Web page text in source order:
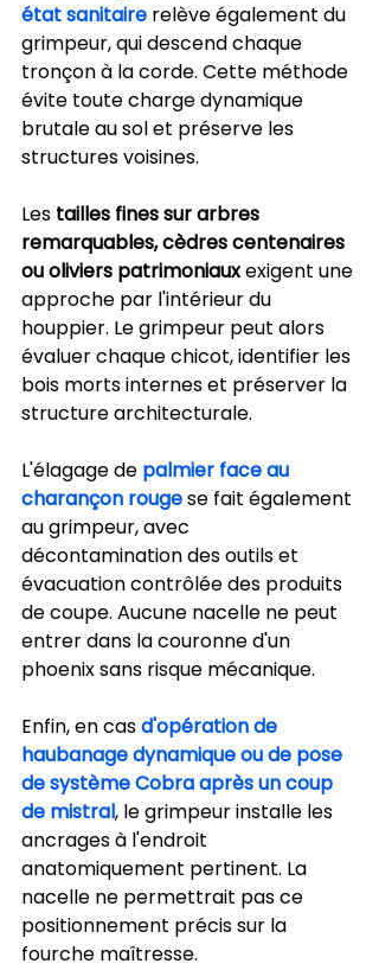
état sanitaire relève également du
grimpeur, qui descend chaque
tronçon à la corde. Cette méthode
évite toute charge dynamique
brutale au sol et préserve les
structures voisines.
Les tailles fines sur arbres
remarquables, cèdres centenaires
ou oliviers patrimoniaux exigent une
approche par l'intérieur du
houppier. Le grimpeur peut alors
évaluer chaque chicot, identifier les
bois morts internes et préserver la
structure architecturale.
L'élagage de palmier face au
charançon rouge se fait également
au grimpeur, avec
décontamination des outils et
évacuation contrôlée des produits
de coupe. Aucune nacelle ne peut
entrer dans la couronne d'un
phoenix sans risque mécanique.
Enfin, en cas d'opération de
haubanage dynamique ou de pose
de système Cobra après un coup
de mistral, le grimpeur installe les
ancrages à l'endroit
anatomiquement pertinent. La
nacelle ne permettrait pas ce
positionnement précis sur la
fourche maîtresse.